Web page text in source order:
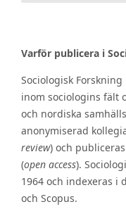
Varför publicera i
Sociologisk
inom sociologins fält
och nordiska
anonymiserad
review) och
(open access).
1964 och indexeras i
och Scopus.